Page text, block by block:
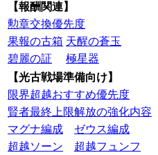
【報酬関連】
勲章交換優先度
果報の古箱 天醒の蒼玉
碧麗の証
極星器
【光古戦場準備向け】
限界超越おすすめ優先度
賢者最終上限解放の強化内容
マグナ編成
ゼウス編成
超越ソーン
超越フュンフ